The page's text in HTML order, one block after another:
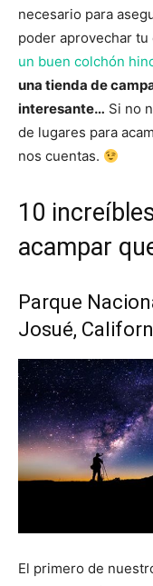
necesario para
poder aprovechar
un buen colchón
una tienda de
interesante… Si no
de lugares para
nos cuentas.
10
acampar
Parque
Josué,
El primero de